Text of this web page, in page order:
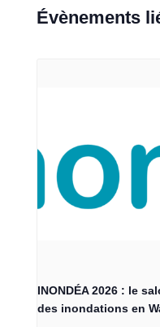
Évènements
INONDÉA 2026 : le
des inondations en